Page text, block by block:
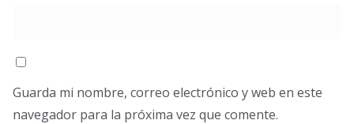
Guarda mi nombre, correo electrónico y web en este
navegador para la próxima vez que comente.